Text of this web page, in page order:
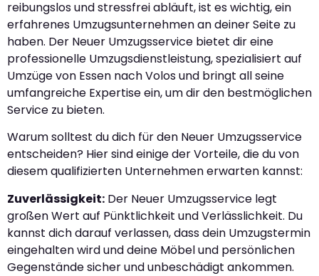
reibungslos und stressfrei abläuft, ist es wichtig, ein
erfahrenes Umzugsunternehmen an deiner Seite zu
haben. Der Neuer Umzugsservice bietet dir eine
professionelle Umzugsdienstleistung, spezialisiert auf
Umzüge von Essen nach Volos und bringt all seine
umfangreiche Expertise ein, um dir den bestmöglichen
Service zu bieten.
Warum solltest du dich für den Neuer Umzugsservice
entscheiden? Hier sind einige der Vorteile, die du von
diesem qualifizierten Unternehmen erwarten kannst:
Zuverlässigkeit: Der Neuer Umzugsservice legt
großen Wert auf Pünktlichkeit und Verlässlichkeit. Du
kannst dich darauf verlassen, dass dein Umzugstermin
eingehalten wird und deine Möbel und persönlichen
Gegenstände sicher und unbeschädigt ankommen.